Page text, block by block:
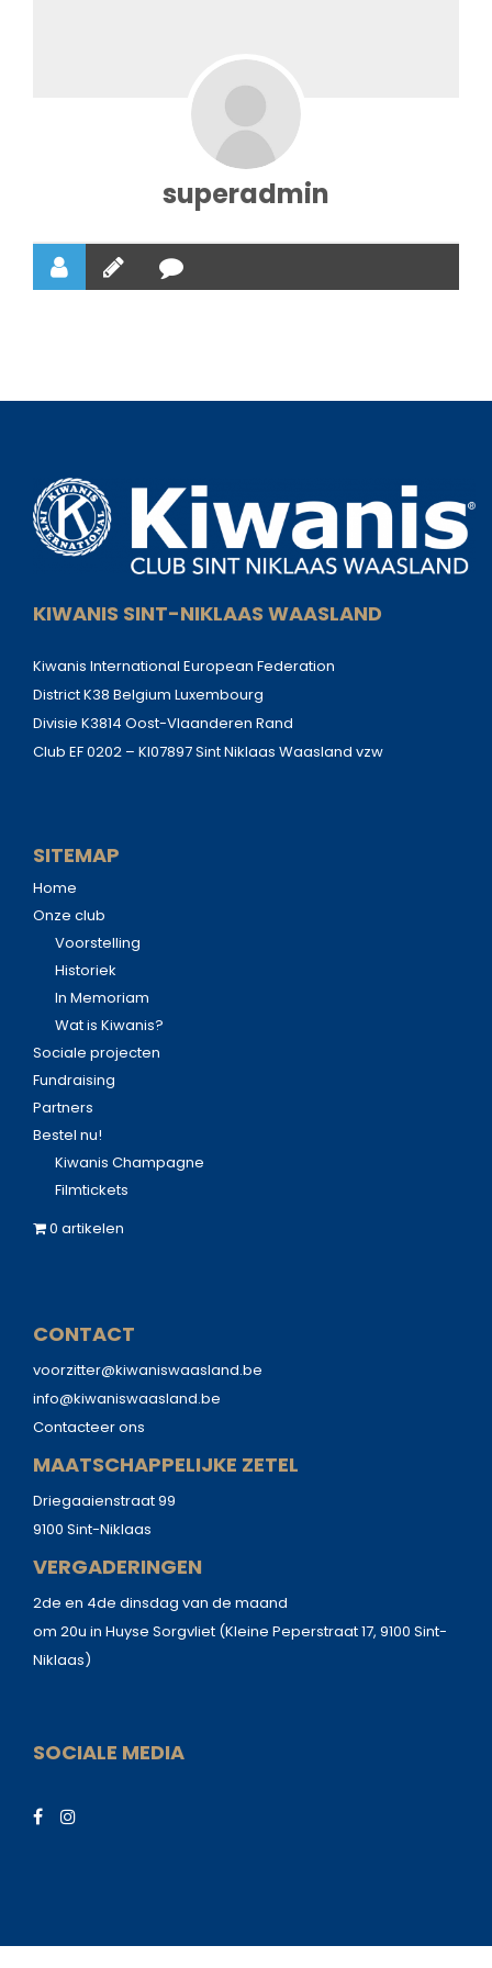
superadmin
KIWANIS SINT-NIKLAAS WAASLAND
Kiwanis International European Federation
District K38 Belgium Luxembourg
Divisie K3814 Oost-Vlaanderen Rand
Club EF 0202 – KI07897 Sint Niklaas Waasland vzw
SITEMAP
Home
Onze club
Voorstelling
Historiek
In Memoriam
Wat is Kiwanis?
Sociale projecten
Fundraising
Partners
Bestel nu!
Kiwanis Champagne
Filmtickets
0 artikelen
CONTACT
voorzitter@kiwaniswaasland.be
info@kiwaniswaasland.be
Contacteer ons
MAATSCHAPPELIJKE ZETEL
Driegaaienstraat 99
9100 Sint-Niklaas
VERGADERINGEN
2de en 4de dinsdag van de maand
om 20u in Huyse Sorgvliet (Kleine Peperstraat 17, 9100 Sint-
Niklaas)
SOCIALE MEDIA